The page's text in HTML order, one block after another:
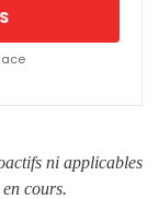
ni applicables
cours.